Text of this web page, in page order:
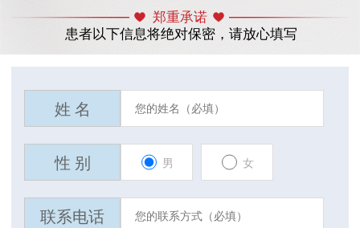
郑重承诺
患者以下信息将绝对保密，请放心填写
姓 名
性 别 男 女
联系电话